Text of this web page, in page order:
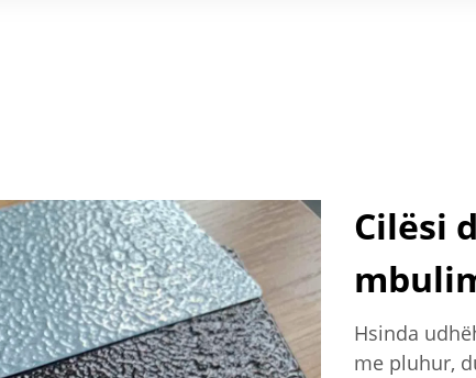
Cilësi
Hsinda
me pluhur,